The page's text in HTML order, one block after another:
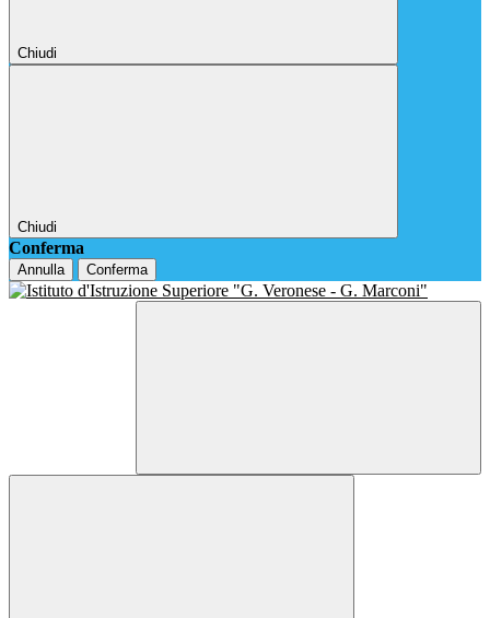
Chiudi
Chiudi
Conferma
Annulla Conferma